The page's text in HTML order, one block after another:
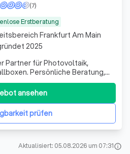
Erstberatung
(7)
Partner für Photovoltaik,
Persönliche Beratung,
zuverlässige Umsetzung – alles
prüfen
ansehen
Frankfurt Am Main
2025
Aktualisiert: 05.08.2026 um 07:31info